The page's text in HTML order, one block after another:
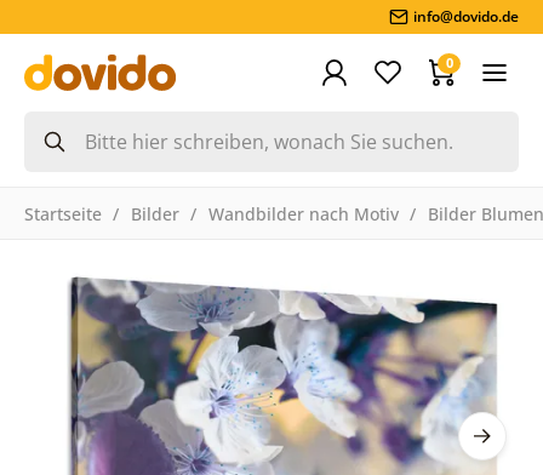
info@dovido.de
0
Startseite Bilder Wandbilder nach Motiv Bilder Blumen